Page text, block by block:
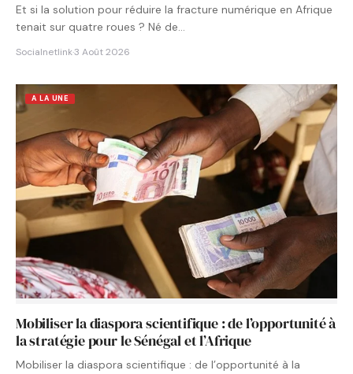
Et si la solution pour réduire la fracture numérique en Afrique
tenait sur quatre roues ? Né de…
Socialnetlink·3 Août 2026
A LA UNE
Mobiliser la diaspora scientifique : de l’opportunité à
la stratégie pour le Sénégal et l’Afrique
Mobiliser la diaspora scientifique : de l’opportunité à la